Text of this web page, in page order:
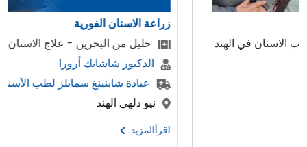
خليل من البحرين - علاج الاسنان في الهند
عيادة شاينينغ سمايلز لطب الأسنان